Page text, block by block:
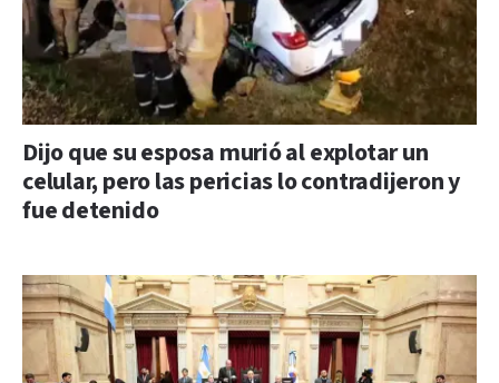
Dijo que su esposa murió al explotar un
celular, pero las pericias lo contradijeron y
fue detenido